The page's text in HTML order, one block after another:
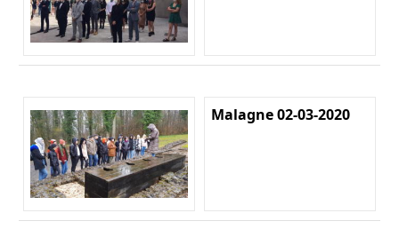
Malagne 02-03-2020